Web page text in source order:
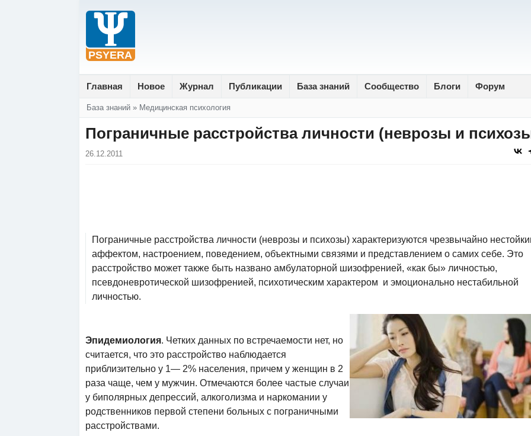
Главная Новое Журнал Публикации База знаний Сообщество Блоги Форум
Вы здесь
База знаний » Медицинская психология
Пограничные расстройства личности (неврозы и
26.12.2011
Пограничные расстройства личности (неврозы и психозы) характеризуются чрезвычайно
аффектом, настроением, поведением, объектными связями и представлением о самих себе. Это
расстройство может также быть названо амбулаторной шизофренией, «как бы» личностью,
псевдоневротической шизофренией, психотическим характером и эмоционально нестабильной
личностью.
Эпидемиология. Четких данных по встречаемости нет, но
считается, что это расстройство наблюдается
приблизительно у 1— 2% населения, причем у женщин в 2
раза чаще, чем у мужчин. Отмечаются более частые случаи
у биполярных депрессий, алкоголизма и наркомании у
родственников первой степени больных с пограничными
расстройствами.